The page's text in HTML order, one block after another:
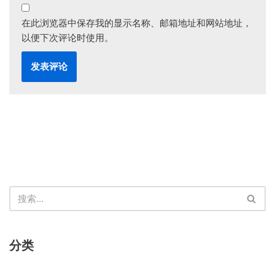
在此浏览器中保存我的显示名称、邮箱地址和网站地址，
以便下次评论时使用。
分类